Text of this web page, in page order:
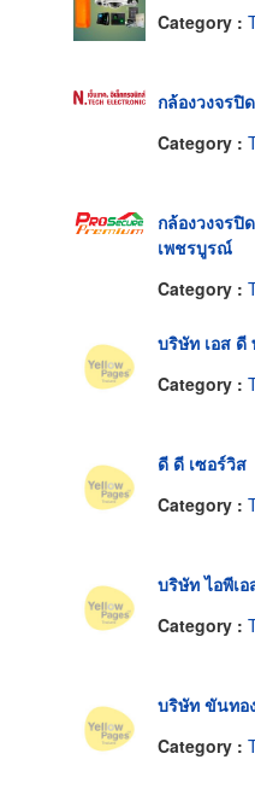
Category :
กล้องวงจรปิ
Category :
กล้องวงจรปิ
เพชรบูรณ์
Category :
บริษัท เอส ดี
Category :
ดี ดี เซอร์วิส
Category :
บริษัท ไอพีเ
Category :
บริษัท ขันทอ
Category :